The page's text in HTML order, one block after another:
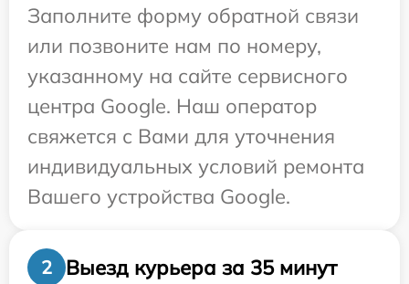
Заполните форму обратной связи
или позвоните нам по номеру,
указанному на сайте сервисного
центра Google. Наш оператор
свяжется с Вами для уточнения
индивидуальных условий ремонта
Вашего устройства Google.
2
Выезд курьера за 35 минут